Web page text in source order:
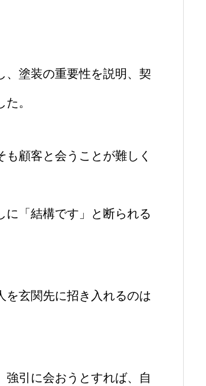
、塗装の重要性を説明、契
。
顧客と会うことが難しく
に「結構です」と断られる
を玄関先に招き入れるのは
強引に会おうとすれば、自